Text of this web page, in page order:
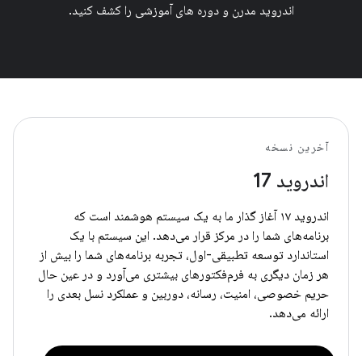
اندروید مدرن و دوره های آموزشی را کشف کنید.
آخرین نسخه
اندروید 17
اندروید ۱۷ آغاز گذار ما به یک سیستم هوشمند است که
برنامه‌های شما را در مرکز قرار می‌دهد. این سیستم با یک
استاندارد توسعه تطبیقی-اول، تجربه برنامه‌های شما را بیش از
هر زمان دیگری به فرم‌فکتورهای بیشتری می‌آورد و در عین حال
حریم خصوصی، امنیت، رسانه، دوربین و عملکرد نسل بعدی را
ارائه می‌دهد.